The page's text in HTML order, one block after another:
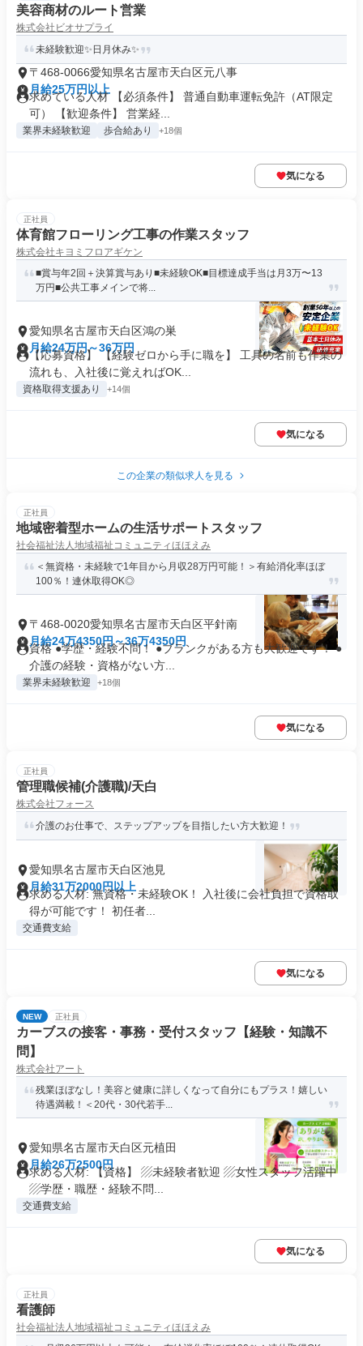
美容商材のルート営業
株式会社ビオサプライ
未経験歓迎✨日月休み✨
〒468-0066愛知県名古屋市天白区元八事
月給25万円以上
求めている人材 【必須条件】 普通自動車運転免許（AT限定
可） 【歓迎条件】 営業経...
業界未経験歓迎 歩合給あり +18個
気になる
正社員
体育館フローリング工事の作業スタッフ
株式会社キヨミフロアギケン
■賞与年2回＋決算賞与あり■未経験OK■目標達成手当は月3万〜13
万円■公共工事メインで将...
愛知県名古屋市天白区鴻の巣
月給24万円～36万円
【応募資格】 【経験ゼロから手に職を】 工具の名前も作業の
流れも、入社後に覚えればOK...
資格取得支援あり +14個
気になる
この企業の類似求人を見る
正社員
地域密着型ホームの生活サポートスタッフ
社会福祉法人地域福祉コミュニティほほえみ
＜無資格・未経験で1年目から月収28万円可能！＞有給消化率ほぼ
100％！連休取得OK◎
〒468-0020愛知県名古屋市天白区平針南
月給24万4350円～36万4350円
資格 ●学歴・経験不問！ ●ブランクがある方も大歓迎です！ ●
介護の経験・資格がない方...
業界未経験歓迎 +18個
気になる
正社員
管理職候補(介護職)/天白
株式会社フォース
介護のお仕事で、ステップアップを目指したい方大歓迎！
愛知県名古屋市天白区池見
月給31万2000円以上
求める人材: 無資格・未経験OK！ ⼊社後に会社負担で資格取
得が可能です！ 初任者...
交通費支給
気になる
NEW 正社員
カーブスの接客・事務・受付スタッフ【経験・知識不
問】
株式会社アート
残業ほぼなし！美容と健康に詳しくなって自分にもプラス！嬉しい
待遇満載！＜20代・30代若手...
愛知県名古屋市天白区元植田
月給26万2500円
求める人材: 【資格】 ▨未経験者歓迎 ▨女性スタッフ活躍中
▨学歴・職歴・経験不問...
交通費支給
気になる
正社員
看護師
社会福祉法人地域福祉コミュニティほほえみ